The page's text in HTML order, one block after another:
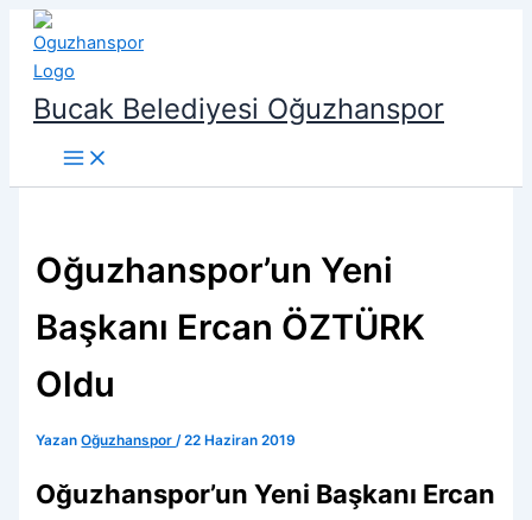
İçeriğe
atla
Bucak Belediyesi Oğuzhanspor
Oğuzhanspor’un Yeni
Başkanı Ercan ÖZTÜRK
Oldu
Yazan Oğuzhanspor/22 Haziran 2019
Oğuzhanspor’un Yeni Başkanı Ercan